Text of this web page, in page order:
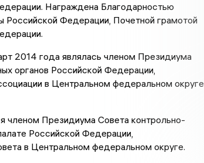
Награждена Благодарностью
Российской Федерации, Почетной грамотой
2014 года являлась членом Президиума
органов Российской Федерации,
в Центральном федеральном округе
членом Президиума Совета контрольно-
Российской Федерации,
в Центральном федеральном округе.